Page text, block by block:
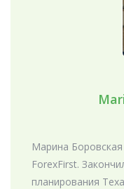
Марина
ForexFirst.
планирования